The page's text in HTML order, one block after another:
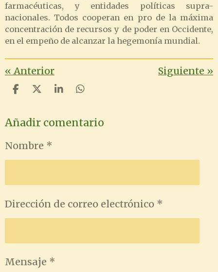
farmacéuticas, y entidades políticas supra-
nacionales. Todos cooperan en pro de la máxima
concentración de recursos y de poder en Occidente,
en el empeño de alcanzar la hegemonía mundial.
« Anterior Siguiente »
C
p
r
t
i
C
p
r
t
i
C
p
i
C
p
i
Añadir comentario
Nombre *
Dirección de correo electrónico *
Mensaje *